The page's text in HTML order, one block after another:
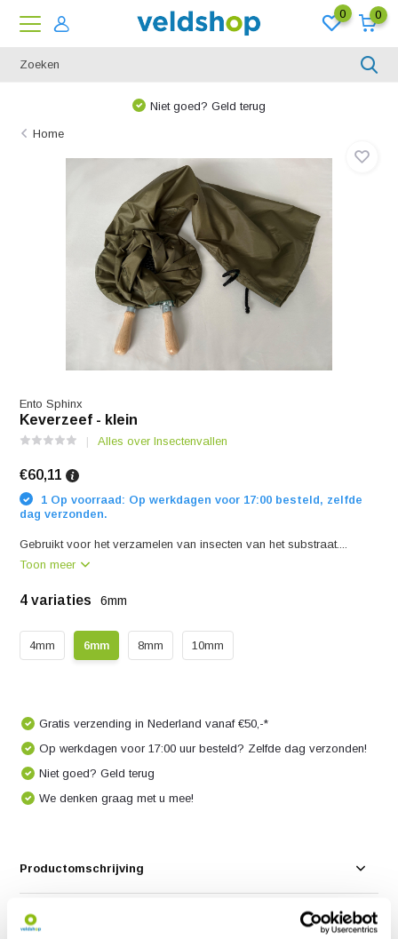
0 0
Niet goed? Geld terug
Home
Ento Sphinx
Keverzeef - klein
Alles over Insectenvallen
€60,11
1 Op voorraad: Op werkdagen voor 17:00 besteld, zelfde
dag verzonden.
Gebruikt voor het verzamelen van insecten van het substraat....
Toon meer
4 variaties 6mm
4mm 6mm 8mm 10mm
Gratis verzending in Nederland vanaf €50,-*
Op werkdagen voor 17:00 uur besteld? Zelfde dag verzonden!
Niet goed? Geld terug
We denken graag met u mee!
Productomschrijving
Specificaties